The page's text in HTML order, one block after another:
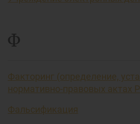
Ф
Факторинг (определение,
нормативно-правовых актах
Фальсификация